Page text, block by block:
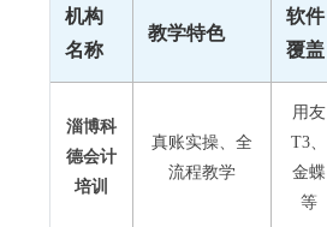
机构
名称
教学特色
软件
覆盖
淄博科
德会计
培训
真账实操、全
流程教学
用友
T3、
金蝶
等